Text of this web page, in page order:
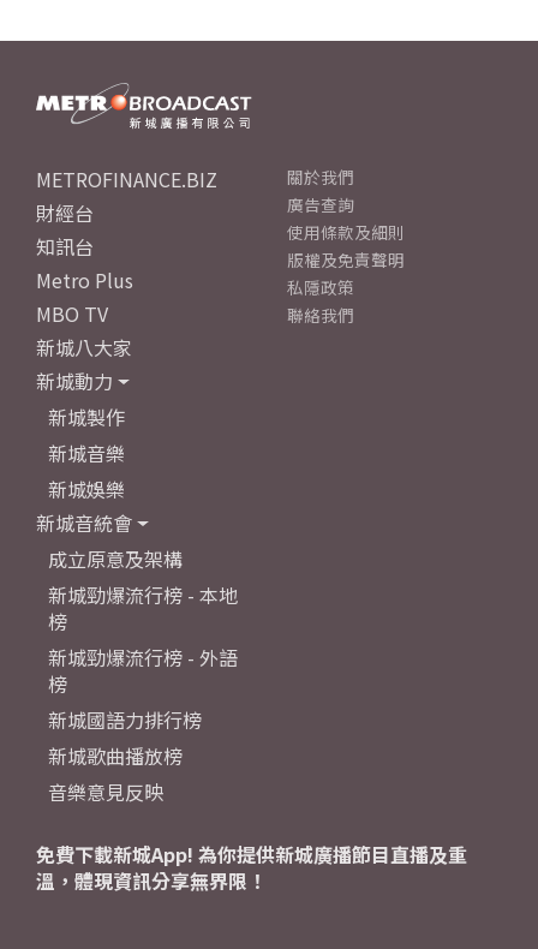
METROFINANCE.BIZ
財經台
知訊台
Metro Plus
MBO TV
新城八大家
新城動力
新城製作
新城音樂
新城娛樂
新城音統會
成立原意及架構
新城勁爆流行榜 - 本地
榜
新城勁爆流行榜 - 外語
榜
新城國語力排行榜
新城歌曲播放榜
音樂意見反映
關於我們
廣告查詢
使用條款及細則
版權及免責聲明
私隱政策
聯絡我們
免費下載新城App! 為你提供新城廣播節目直播及重
溫，體現資訊分享無界限！